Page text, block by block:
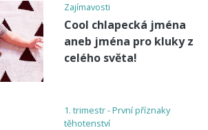
Zajímavosti
Cool chlapecká jména
aneb jména pro kluky z
celého světa!
1. trimestr - První příznaky
těhotenství